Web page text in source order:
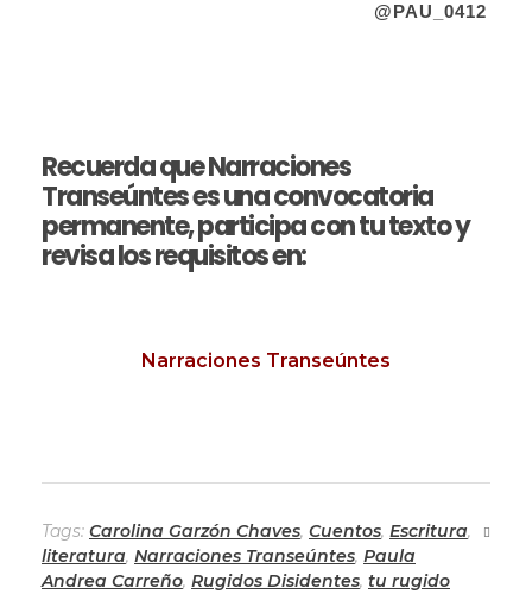
@PAU_0412
Recuerda que Narraciones
Transeúntes es una convocatoria
permanente, participa con tu texto y
revisa los requisitos en:
Narraciones Transeúntes
Tags: Carolina Garzón Chaves, Cuentos, Escritura,
literatura, Narraciones Transeúntes, Paula
Andrea Carreño, Rugidos Disidentes, tu rugido